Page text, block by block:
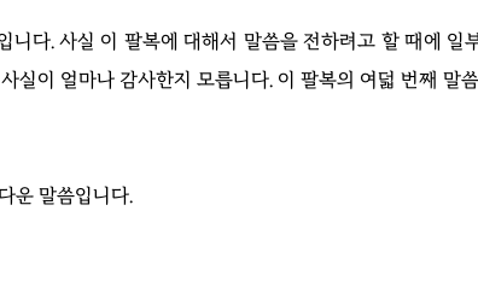
다. 사실 이 팔복에 대해서 말씀을 전하려고 할 때에
실이 얼마나 감사한지 모릅니다. 이 팔복의 여덟 번째 말
운 말씀입니다.